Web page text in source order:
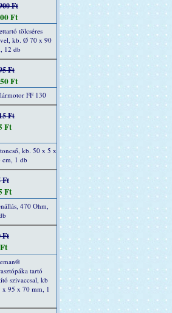
Ft
Ft
tölcséres
kb. Ø 70 x 90
12 db
Ft
Ft
FF 130
Ft
Ft
kb. 50 x 5 x
cm, 1 db
Ft
Ft
470 Ohm,
Ft
tartó
szivaccsal, kb
x 95 x 70 mm, 1